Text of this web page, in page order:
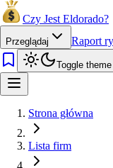
Czy Jest Eldorado?
Przeglądaj Raport
Toggle theme
Strona główna
Lista firm